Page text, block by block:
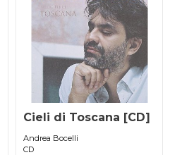
Cieli di Toscana [CD]
Andrea Bocelli
CD